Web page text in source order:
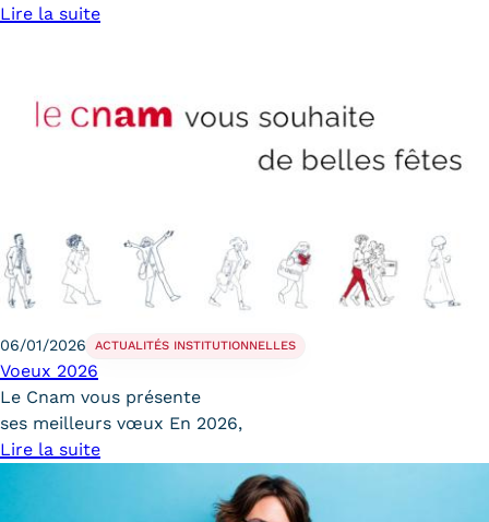
Lire la suite
06/01/2026 ACTUALITÉS INSTITUTIONNELLES
Voeux 2026
Le Cnam vous présente
ses meilleurs vœux En 2026,
Lire la suite